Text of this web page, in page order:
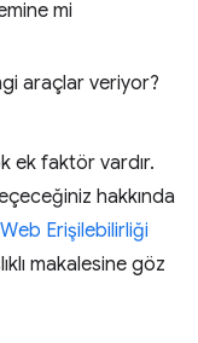
mi
araçlar veriyor?
ek faktör vardır.
hakkında
Web Erişilebilirliği
makalesine göz